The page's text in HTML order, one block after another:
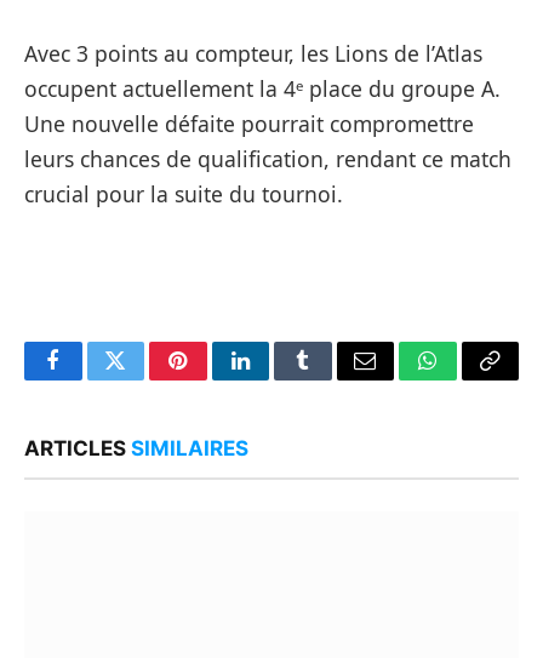
Avec 3 points au compteur, les Lions de l’Atlas
occupent actuellement la 4ᵉ place du groupe A.
Une nouvelle défaite pourrait compromettre
leurs chances de qualification, rendant ce match
crucial pour la suite du tournoi.
FacebookTwitterPinterestLinkedInTumblrEmail WhatsApp
Copy
ARTICLES SIMILAIRES